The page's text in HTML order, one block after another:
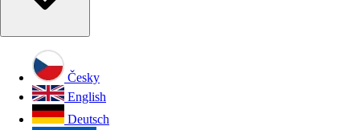
Česky
English
Deutsch